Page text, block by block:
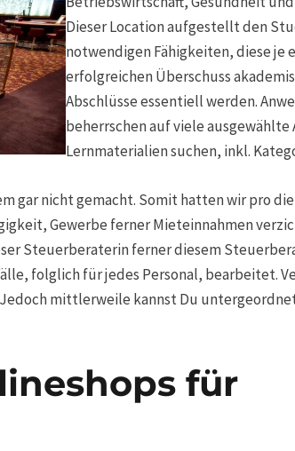
Dieser Location aufgestellt den
notwendigen Fähigkeiten, diese je
erfolgreichen Überschuss
Abschlüsse essentiell werden.
beherrschen auf viele ausgewählte
Lernmaterialien suchen, inkl.
gar nicht gemacht. Somit hatten wir pro
Gewerbe ferner Mieteinnahmen
Steuerberaterin ferner diesem
folglich für jedes Personal, bearbeitet.
mittlerweile kannst Du
für